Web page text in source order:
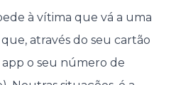
à vítima que vá a uma
através do seu cartão
o seu número de